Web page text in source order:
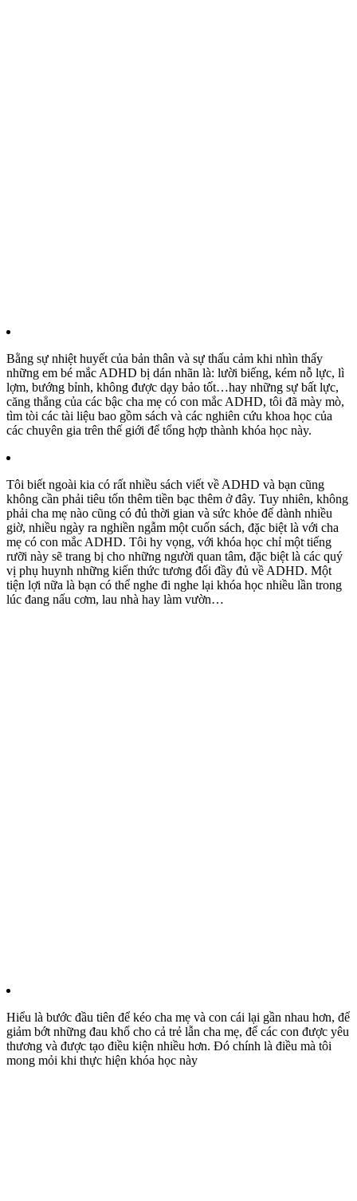
Bằng sự nhiệt huyết của bản thân và sự thấu cảm khi nhìn thấy
những em bé mắc ADHD bị dán nhãn là: lười biếng, kém nỗ lực, lì
lợm, bướng bỉnh, không được dạy bảo tốt…hay những sự bất lực,
căng thẳng của các bậc cha mẹ có con mắc ADHD, tôi đã mày mò,
tìm tòi các tài liệu bao gồm sách và các nghiên cứu khoa học của
các chuyên gia trên thế giới để tổng hợp thành khóa học này.
Tôi biết ngoài kia có rất nhiều sách viết về ADHD và bạn cũng
không cần phải tiêu tốn thêm tiền bạc thêm ở đây. Tuy nhiên, không
phải cha mẹ nào cũng có đủ thời gian và sức khỏe để dành nhiều
giờ, nhiều ngày ra nghiền ngẫm một cuốn sách, đặc biệt là với cha
mẹ có con mắc ADHD. Tôi hy vọng, với khóa học chỉ một tiếng
rưỡi này sẽ trang bị cho những người quan tâm, đặc biệt là các quý
vị phụ huynh những kiến thức tương đối đầy đủ về ADHD. Một
tiện lợi nữa là bạn có thể nghe đi nghe lại khóa học nhiều lần trong
lúc đang nấu cơm, lau nhà hay làm vườn…
Hiểu là bước đầu tiên để kéo cha mẹ và con cái lại gần nhau hơn, để
giảm bớt những đau khổ cho cả trẻ lẫn cha mẹ, để các con được yêu
thương và được tạo điều kiện nhiều hơn. Đó chính là điều mà tôi
mong mỏi khi thực hiện khóa học này